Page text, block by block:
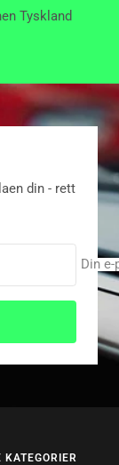
Tyskland
din - rett
Din